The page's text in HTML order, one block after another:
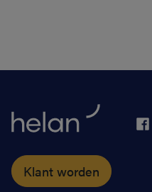
Klant worden